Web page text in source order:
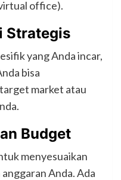
office).
Strategis
yang Anda incar,
bisa
market atau
Budget
menyesuaikan
Anda. Ada